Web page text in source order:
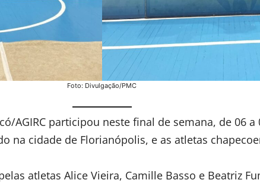
Foto: Divulgação/PMC
AGIRC participou neste final de semana, de 06
na cidade de Florianópolis, e as atletas
atletas Alice Vieira, Camille Basso e Beatriz